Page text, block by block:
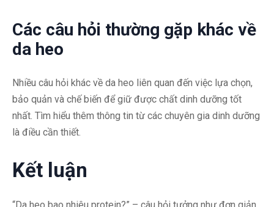
Các câu hỏi thường gặp khác về
da heo
Nhiều câu hỏi khác về da heo liên quan đến việc lựa chọn,
bảo quản và chế biến để giữ được chất dinh dưỡng tốt
nhất. Tìm hiểu thêm thông tin từ các chuyên gia dinh dưỡng
là điều cần thiết.
Kết luận